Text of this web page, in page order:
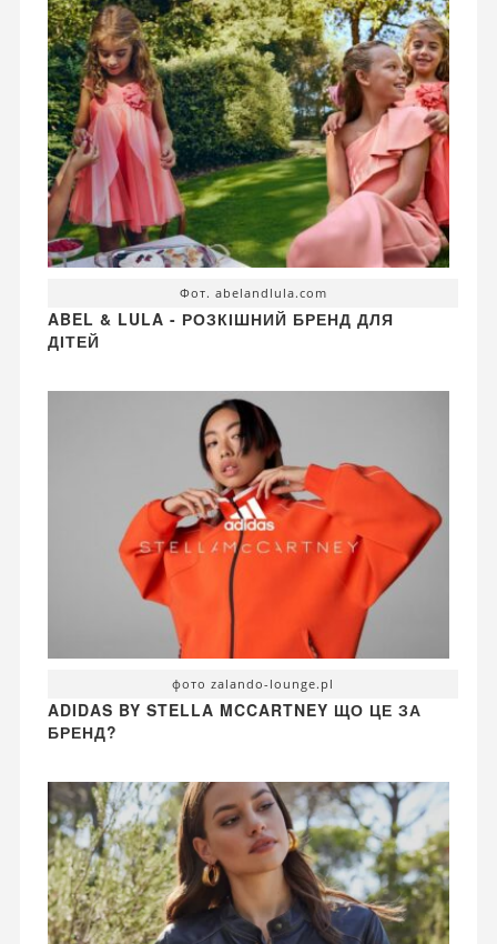
Фот. abelandlula.com
ABEL & LULA - РОЗКІШНИЙ БРЕНД ДЛЯ
ДІТЕЙ
фото zalando-lounge.pl
ADIDAS BY STELLA MCCARTNEY ЩО ЦЕ ЗА
БРЕНД?